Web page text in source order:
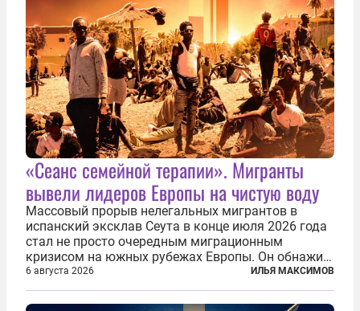
«Сеанс семейной терапии». Мигранты
вывели лидеров Европы на чистую воду
Массовый прорыв нелегальных мигрантов в
испанский эксклав Сеута в конце июля 2026 года
стал не просто очередным миграционным
кризисом на южных рубежах Европы. Он обнажил
фундаментальный раскол внутри Евросоюза,
продемонстрировав, что десятилетиями
выстраивавшаяся миграционная политика ЕС
6 августа 2026 ИЛЬЯ МАКСИМОВ